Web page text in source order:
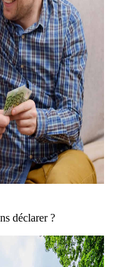
déclarer ?